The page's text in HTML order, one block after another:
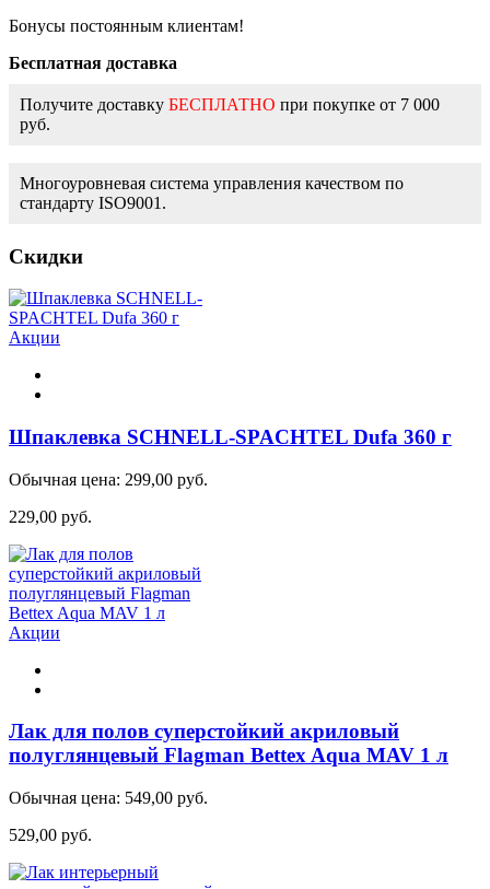
Бонусы постоянным клиентам!
Бесплатная доставка
Получите доставку БЕСПЛАТНО при покупке от 7 000
руб.
Многоуровневая система управления качеством по
стандарту ISO9001.
Скидки
Акции
Шпаклевка SCHNELL-SPACHTEL Dufa 360 г
Обычная цена: 299,00 руб.
229,00 руб.
Акции
Лак для полов суперстойкий акриловый
полуглянцевый Flagman Bettex Aqua MAV 1 л
Обычная цена: 549,00 руб.
529,00 руб.